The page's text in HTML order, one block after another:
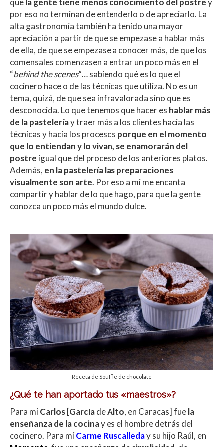
que la gente tiene menos conocimiento del postrey
por eso no terminan de entenderlo o de apreciarlo. La
alta gastronomía también ha tenido una mayor
apreciación a partir de que se empezase a hablar más
de ella, de que se empezase a conocer más, de que los
comensales comenzasen a entrar un poco más en el
“behind the scenes”… sabiendo qué es lo que el
cocinero hace o de las técnicas que utiliza. No es un
tema, quizá, de que sea infravalorada sino que es
desconocida. Lo que tenemos que hacer es hablar más
de la pasteleríay traer más a los clientes hacia las
técnicas y hacia los procesos porque en el momento
que lo entiendan y lo vivan, se enamorarán del
postre igual que del proceso de los anteriores platos.
Además, en la pastelería las preparaciones
visualmente son arte. Por eso a mi me encanta
compartir y hablar de lo que hago, para que la gente
conozca un poco más el mundo dulce.
Receta de Souffle de chocolate
¿Qué te han aportado tus «maestros»?
Para miCarlos [GarcíadeAlto, en Caracas] fuela
enseñanza de la cocinay es el hombre detrás del
cocinero. Para míCarme Ruscalleday su hijo Raúl, en